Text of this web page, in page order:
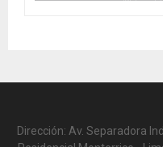
Dirección: Av. Separadora